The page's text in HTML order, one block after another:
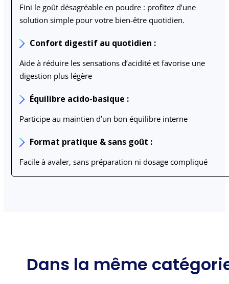
Fini le goût désagréable en poudre : profitez d’une
solution simple pour votre bien-être quotidien.
Confort digestif au quotidien :
Aide à réduire les sensations d’acidité et favorise une
digestion plus légère
Équilibre acido-basique :
Participe au maintien d’un bon équilibre interne
Format pratique & sans goût :
Facile à avaler, sans préparation ni dosage compliqué
Dans la même